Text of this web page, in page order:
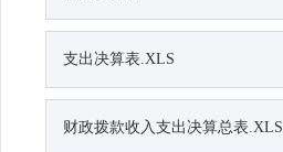
支出决算表.XLS
财政拨款收入支出决算总表.XLS